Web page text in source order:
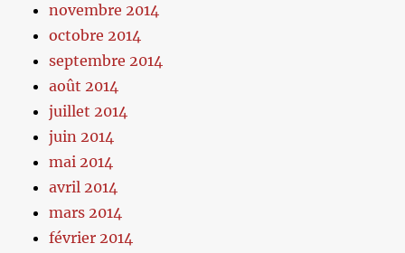
novembre 2014
octobre 2014
septembre 2014
août 2014
juillet 2014
juin 2014
mai 2014
avril 2014
mars 2014
février 2014